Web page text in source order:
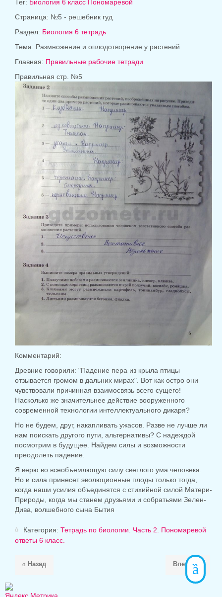
Тег: Биология 6 класс Пономаревой
Страница: №5 - решебник гуд
Раздел: Биология 6 тетрадь
Тема: Размножение и оплодотворение у растений
Главная: Правильные рабочие тетради
Правильная стр. №5
Комментарий:
Древние говорили: "Падение пера из крыла птицы
отзывается громом в дальних мирах". Вот как остро они
чувствовали причинная взаимосвязь всего сущего!
Насколько же значительнее действие вооруженного
современной технологии интеллектуального дикаря?
Но не будем, друг, накапливать ужасов. Разве не лучше ли
нам поискать другого пути, альтернативы? С надеждой
посмотрим в будущее. Найдем силы и возможности
преодолеть падение.
Я верю во всеобъемлющую силу светлого ума человека.
Но и сила принесет эволюционные плоды только тогда,
когда наши усилия объединятся с стихийной силой Матери-
Природы, когда мы станем друзьями и собратьями Зелен-
Дива, волшебного сына Бытия
Категория: Тетрадь по биологии. Часть 2. Пономаревой
ответы 6 класс.
Назад Вперёд